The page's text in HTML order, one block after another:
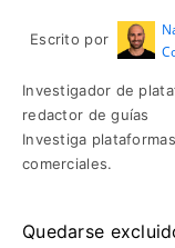
Escrito por
Investigador de
redactor de guías
Investiga
comerciales.
Quedarse